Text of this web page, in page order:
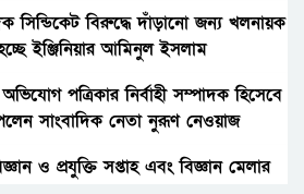
সগৌরব অংশগ্রহণ
নদী নভেম্বরেও বইছে: সেই অদৃশ্য
আশ্রয়: ২০২৫ সালের শ্রম অধ্যাদেশ এবং
মেঝের অলিখিত যুদ্ধ
সিন্ডিকেট বিরুদ্ধে দাঁড়ানো জন্য খলনায়ক
ইঞ্জিনিয়ার আমিনুল ইসলাম
অভিযোগ পত্রিকার নির্বাহী সম্পাদক হিসেবে
সাংবাদিক নেতা নুরূণ নেওয়াজ
ও প্রযুক্তি সপ্তাহ এবং বিজ্ঞান মেলার